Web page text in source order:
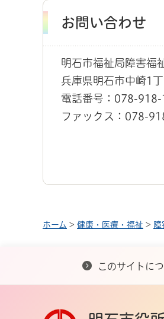
お問い合わせ
明石市福祉局障害福
兵庫県明石市中崎1
電話番号：078-
ファックス：078-
ホーム > 健康・医療・福祉 > 障
このサイトに